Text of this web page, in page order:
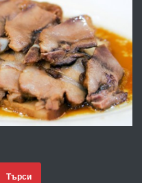
под наем
преди 3 дни
Офис под наем в кв.
Търси